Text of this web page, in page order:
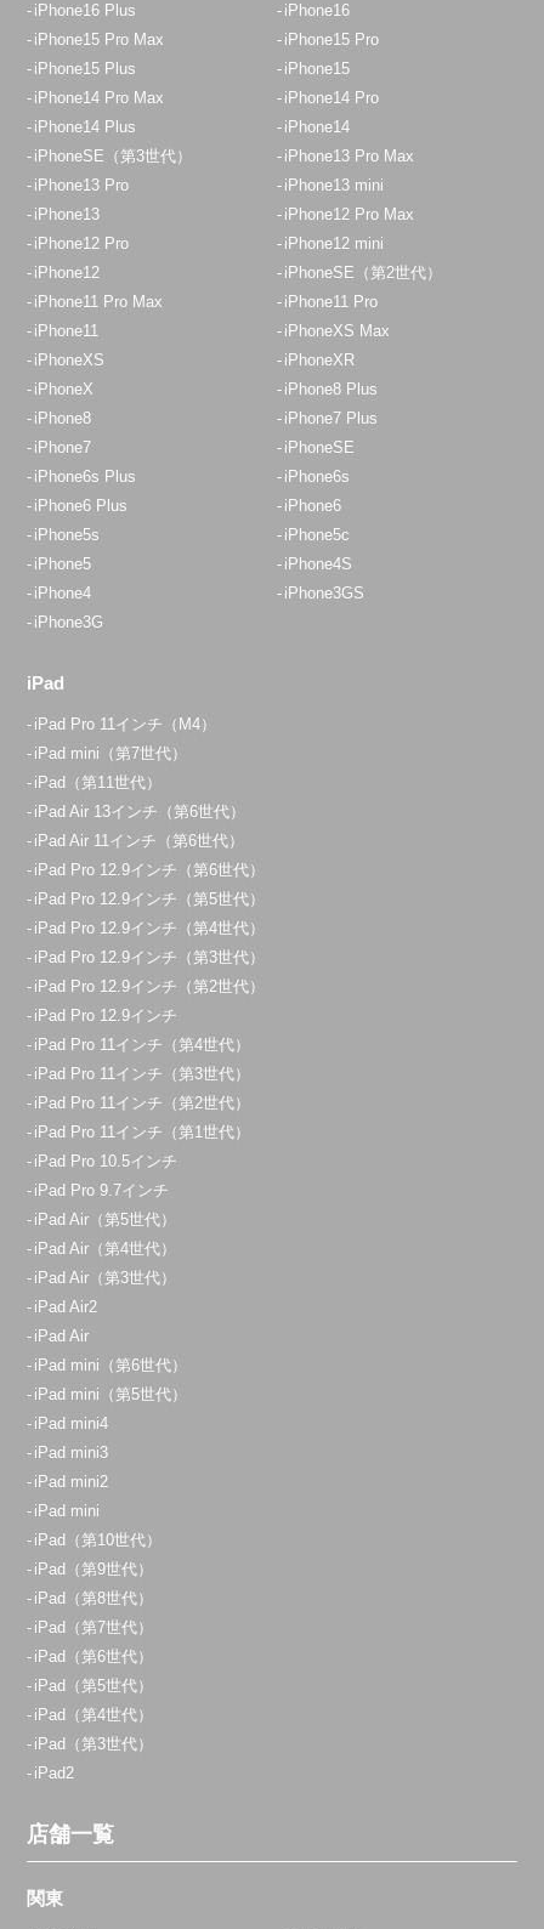
iPhone16 Plus
iPhone16
iPhone15 Pro Max
iPhone15 Pro
iPhone15 Plus
iPhone15
iPhone14 Pro Max
iPhone14 Pro
iPhone14 Plus
iPhone14
iPhoneSE（第3世代）
iPhone13 Pro Max
iPhone13 Pro
iPhone13 mini
iPhone13
iPhone12 Pro Max
iPhone12 Pro
iPhone12 mini
iPhone12
iPhoneSE（第2世代）
iPhone11 Pro Max
iPhone11 Pro
iPhone11
iPhoneXS Max
iPhoneXS
iPhoneXR
iPhoneX
iPhone8 Plus
iPhone8
iPhone7 Plus
iPhone7
iPhoneSE
iPhone6s Plus
iPhone6s
iPhone6 Plus
iPhone6
iPhone5s
iPhone5c
iPhone5
iPhone4S
iPhone4
iPhone3GS
iPhone3G
iPad
iPad Pro 11インチ（M4）
iPad mini（第7世代）
iPad（第11世代）
iPad Air 13インチ（第6世代）
iPad Air 11インチ（第6世代）
iPad Pro 12.9インチ（第6世代）
iPad Pro 12.9インチ（第5世代）
iPad Pro 12.9インチ（第4世代）
iPad Pro 12.9インチ（第3世代）
iPad Pro 12.9インチ（第2世代）
iPad Pro 12.9インチ
iPad Pro 11インチ（第4世代）
iPad Pro 11インチ（第3世代）
iPad Pro 11インチ（第2世代）
iPad Pro 11インチ（第1世代）
iPad Pro 10.5インチ
iPad Pro 9.7インチ
iPad Air（第5世代）
iPad Air（第4世代）
iPad Air（第3世代）
iPad Air2
iPad Air
iPad mini（第6世代）
iPad mini（第5世代）
iPad mini4
iPad mini3
iPad mini2
iPad mini
iPad（第10世代）
iPad（第9世代）
iPad（第8世代）
iPad（第7世代）
iPad（第6世代）
iPad（第5世代）
iPad（第4世代）
iPad（第3世代）
iPad2
店舗一覧
関東